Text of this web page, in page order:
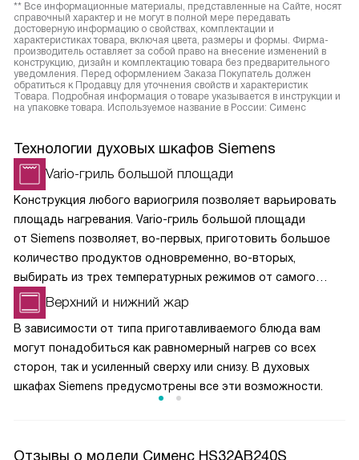
** Все информационные материалы, представленные на Сайте, носят
справочный характер и не могут в полной мере передавать
достоверную информацию о свойствах, комплектации и
характеристиках товара, включая цвета, размеры и формы. Фирма-
производитель оставляет за собой право на внесение изменений в
конструкцию, дизайн и комплектацию товара без предварительного
уведомления. Перед оформлением Заказа Покупатель должен
обратиться к Продавцу для уточнения свойств и характеристик
Товара. Подробная информация о товаре указывается в инструкции и
на упаковке товара. Используемое название в России: Сименс
Технологии духовых шкафов Siemens
Vario-гриль большой площади
Конструкция любого вариогриля позволяет варьировать
площадь нагревания. Vario-гриль большой площади
от Siemens позволяет, во-первых, приготовить большое
количество продуктов одновременно, во-вторых,
выбирать из трех температурных режимов от самого
слабого для румяной корочки до глубокой прожарки для
любителей «угольков».
Верхний и нижний жар
В зависимости от типа приготавливаемого блюда вам
могут понадобиться как равномерный нагрев со всех
сторон, так и усиленный сверху или снизу. В духовых
шкафах Siemens предусмотрены все эти возможности.
Отзывы о модели Сименс HS32AB240S